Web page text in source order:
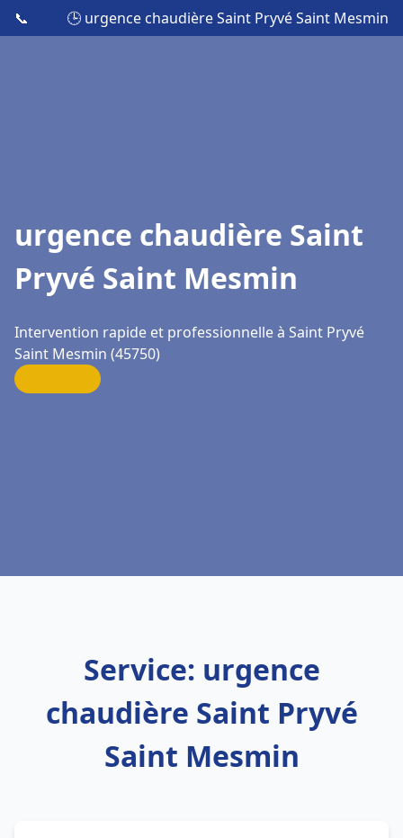
📞 🕒 urgence chaudière Saint Pryvé Saint Mesmin
urgence chaudière Saint
Pryvé Saint Mesmin
Intervention rapide et professionnelle à Saint Pryvé
Saint Mesmin (45750)
Service: urgence
chaudière Saint Pryvé
Saint Mesmin